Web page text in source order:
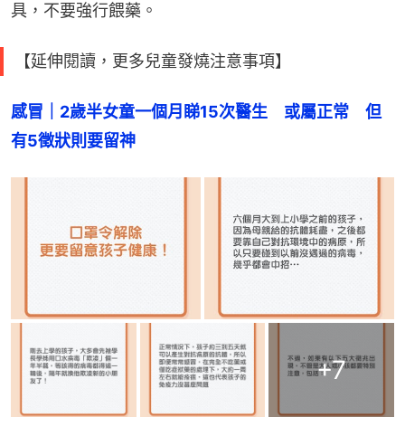
具，不要強行餵藥。
【延伸閱讀，更多兒童發燒注意事項】
感冒｜2歲半女童一個月睇15次醫生　或屬正常　但
有5徵狀則要留神
+7